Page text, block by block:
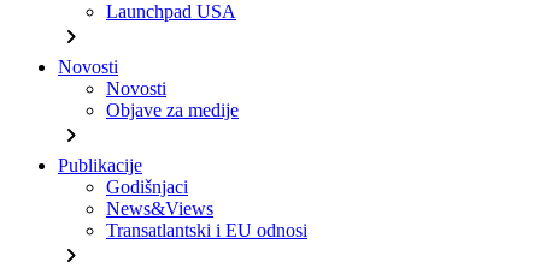
Launchpad USA
chevron_right
Novosti
Novosti
Objave za medije
chevron_right
Publikacije
Godišnjaci
News&Views
Transatlantski i EU odnosi
chevron_right